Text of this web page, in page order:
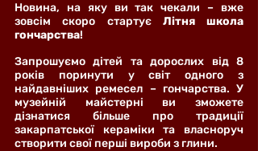
Новина, на яку ви так чекали – вже
зовсім скоро стартує Літня школа
гончарства!
Запрошуємо дітей та дорослих від 8
років поринути у світ одного з
найдавніших ремесел – гончарства. У
музейній майстерні ви зможете
дізнатися більше про традиції
закарпатської кераміки та власноруч
створити свої перші вироби з глини.